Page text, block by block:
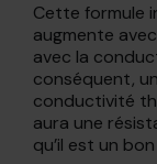
Cette formule
augmente
avec la
conséquent,
conductivité
aura une
qu’il est un